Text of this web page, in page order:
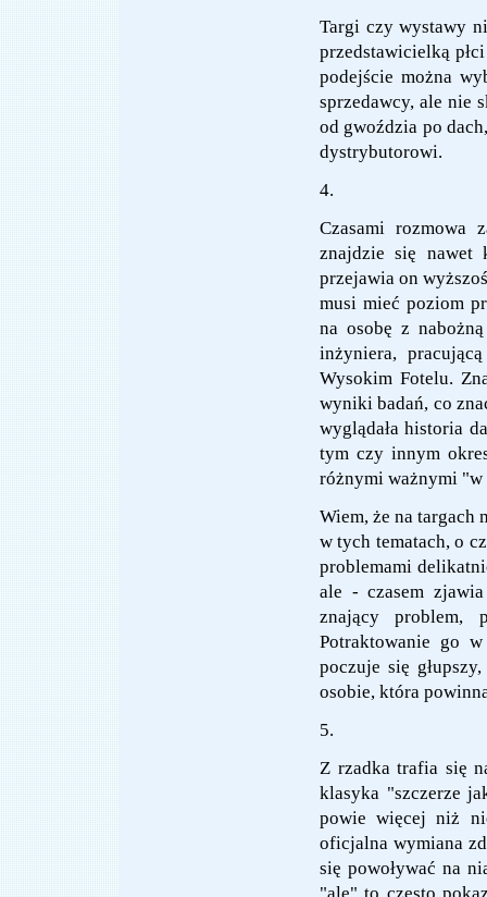
Targi czy wystawy
przedstawicielką
podejście można
sprzedawcy, ale nie
od gwoździa po
dystrybutorowi.
4.
Czasami rozmowa
znajdzie się nawet
przejawia on
musi mieć poziom
na osobę z
inżyniera,
Wysokim Fotelu.
wyniki badań, co
wyglądała historia
tym czy innym
różnymi ważnymi "w
Wiem, że na targach
w tych tematach, o
problemami
ale - czasem
znający problem,
Potraktowanie go
poczuje się
osobie, która
5.
Z rzadka trafia się
klasyka "szczerze
powie więcej niż
oficjalna wymiana
się powoływać na